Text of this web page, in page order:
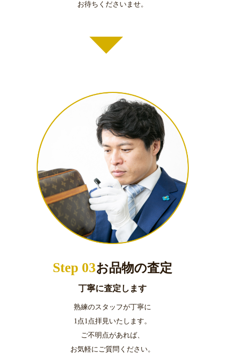
お待ちくださいませ。
Step 03お品物の査定
丁寧に査定します
熟練のスタッフが丁寧に
1点1点拝見いたします。
ご不明点があれば、
お気軽にご質問ください。